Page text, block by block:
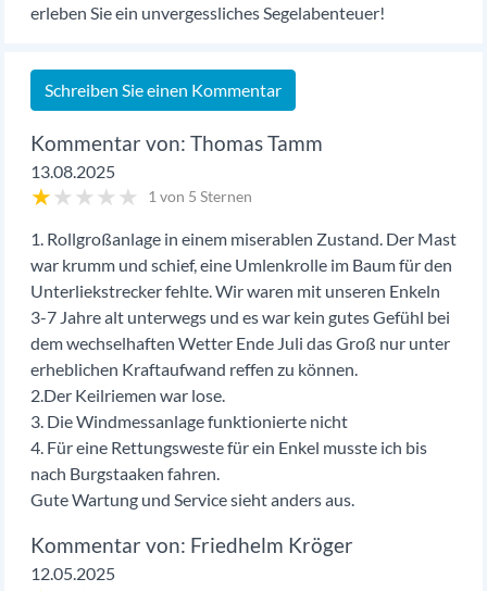
erleben Sie ein unvergessliches Segelabenteuer!
Schreiben Sie einen Kommentar
Thomas Tamm
13.08.2025
★★★★★ 1 von 5 Sternen
1. Rollgroßanlage in einem miserablen Zustand. Der Mast
war krumm und schief, eine Umlenkrolle im Baum für den
Unterliekstrecker fehlte. Wir waren mit unseren Enkeln
3-7 Jahre alt unterwegs und es war kein gutes Gefühl bei
dem wechselhaften Wetter Ende Juli das Groß nur unter
erheblichen Kraftaufwand reffen zu können.
2.Der Keilriemen war lose.
3. Die Windmessanlage funktionierte nicht
4. Für eine Rettungsweste für ein Enkel musste ich bis
nach Burgstaaken fahren.
Gute Wartung und Service sieht anders aus.
Friedhelm Kröger
12.05.2025